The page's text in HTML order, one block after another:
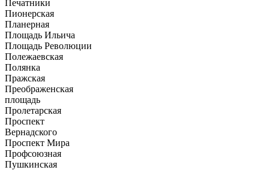
Печатники
Пионерская
Планерная
Площадь Ильича
Площадь Революции
Полежаевская
Полянка
Пражская
Преображенская
площадь
Пролетарская
Проспект
Вернадского
Проспект Мира
Профсоюзная
Пушкинская